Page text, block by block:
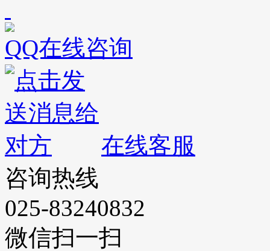
QQ在线咨询
在线客服
咨询热线
025-83240832
微信扫一扫